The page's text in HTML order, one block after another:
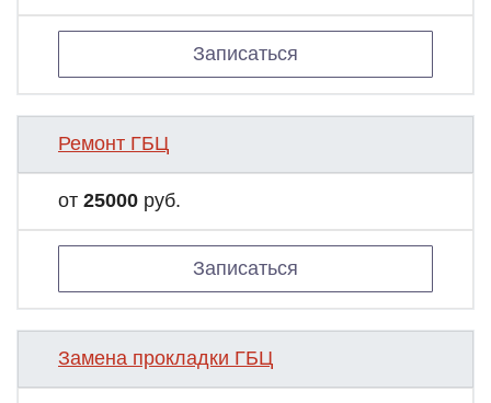
Записаться
Ремонт ГБЦ
от 25000 руб.
Записаться
Замена прокладки ГБЦ